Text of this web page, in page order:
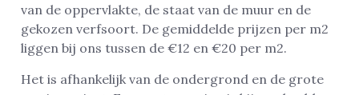
van de oppervlakte, de staat van de muur en de
gekozen verfsoort. De gemiddelde prijzen per m2
liggen bij ons tussen de €12 en €20 per m2.
Het is afhankelijk van de ondergrond en de grote